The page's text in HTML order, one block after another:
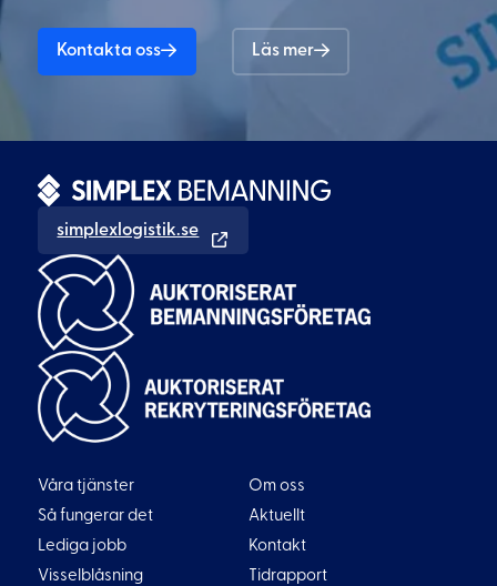
Kontakta oss Läs mer
simplexlogistik.se
Våra tjänster
Så fungerar det
Lediga jobb
Visselblåsning
Om oss
Aktuellt
Kontakt
Tidrapport